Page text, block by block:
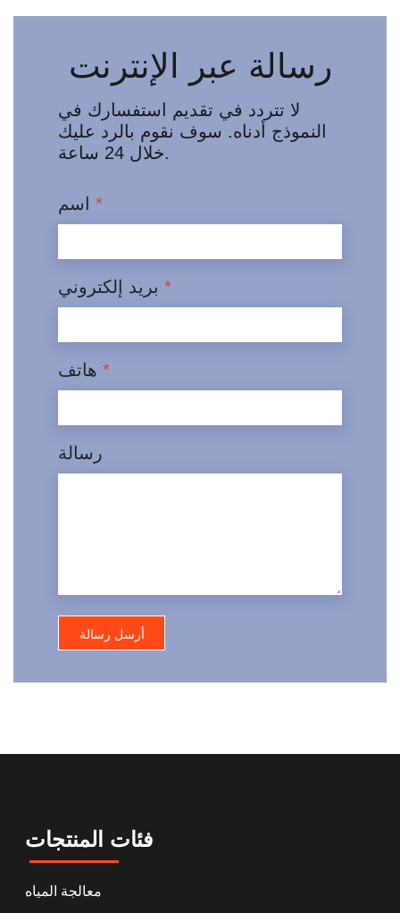
رسالة عبر الإنترنت
لا تتردد في تقديم استفسارك في
النموذج أدناه. سوف نقوم بالرد عليك
خلال 24 ساعة.
*
*
*
رسالة
فئات المنتجات
معالجة المياه